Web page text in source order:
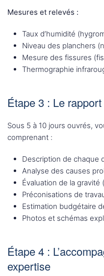
Mesures et relevés :
Taux d’humidité
Niveau des planchers
Mesure des fissures
Thermographie
Étape 3 : Le rapport
Sous 5 à 10 jours ouvrés,
comprenant :
Description de chaque
Analyse des causes
Évaluation de la gravité
Préconisations de
Estimation budgétaire
Photos et schémas
Étape 4 :
expertise